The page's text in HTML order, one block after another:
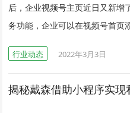
后，企业视频号主页近日又新增
务功能，企业可以在视频号首页
行业动态 2022年3月3日
揭秘戴森借助小程序实